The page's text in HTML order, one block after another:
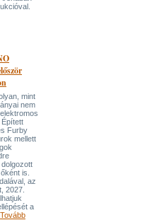
mint
nem
Furby
mellett
is.
az
2027.
a
Tovább